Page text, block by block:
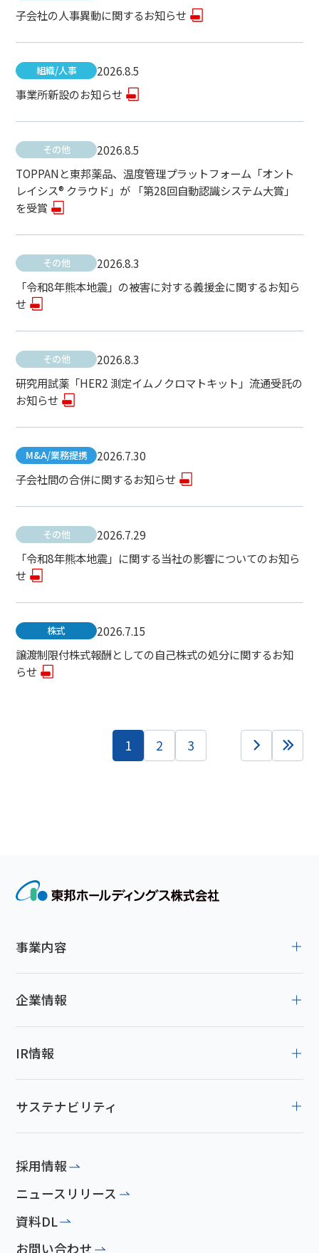
子会社の人事異動に関するお知らせ
組織/人事
2026.8.5
事業所新設のお知らせ
その他
2026.8.5
TOPPANと東邦薬品、温度管理プラットフォーム「オント
レイシス® クラウド」が 「第28回自動認識システム大賞」
を受賞
その他
2026.8.3
「令和8年熊本地震」の被害に対する義援金に関するお知ら
せ
その他
2026.8.3
研究用試薬「HER2 測定イムノクロマトキット」流通受託の
お知らせ
M&A/業務提携
2026.7.30
子会社間の合併に関するお知らせ
その他
2026.7.29
「令和8年熊本地震」に関する当社の影響についてのお知ら
せ
株式
2026.7.15
譲渡制限付株式報酬としての自己株式の処分に関するお知
らせ
1 2 3
事業内容
企業情報
IR情報
サステナビリティ
採用情報
ニュースリリース
資料DL
お問い合わせ